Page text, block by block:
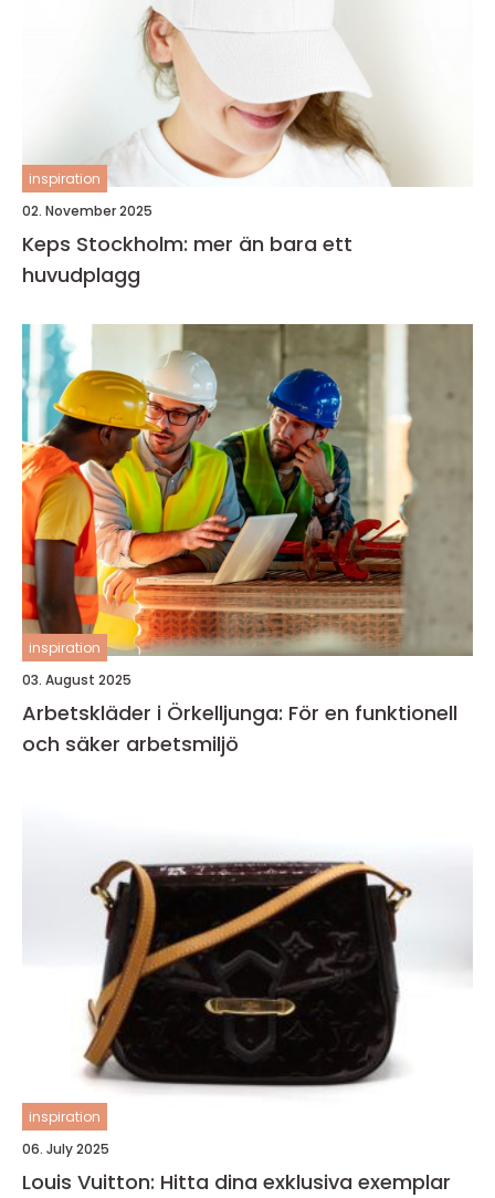
inspiration
02. November 2025
Keps Stockholm: mer än bara ett
huvudplagg
inspiration
03. August 2025
Arbetskläder i Örkelljunga: För en funktionell
och säker arbetsmiljö
inspiration
06. July 2025
Louis Vuitton: Hitta dina exklusiva exemplar